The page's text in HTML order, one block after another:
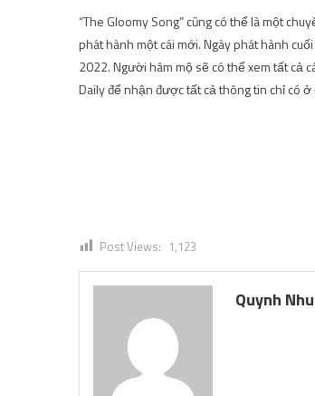
“The Gloomy Song” cũng có thể là một
phát hành một cái mới. Ngày phát hành
2022. Người hâm mộ sẽ có thể xem tất cả
Daily để nhận được tất cả thông tin chỉ có ở
Post Views: 1,123
Quynh Nhu